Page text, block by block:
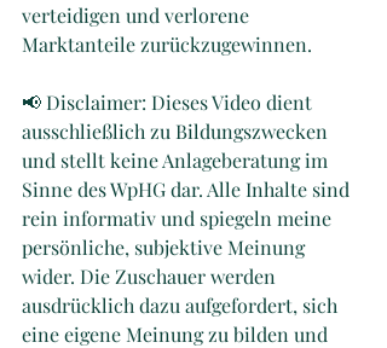
verteidigen und verlorene
Marktanteile zurückzugewinnen.
📢 Disclaimer: Dieses Video dient
ausschließlich zu Bildungszwecken
und stellt keine Anlageberatung im
Sinne des WpHG dar. Alle Inhalte sind
rein informativ und spiegeln meine
persönliche, subjektive Meinung
wider. Die Zuschauer werden
ausdrücklich dazu aufgefordert, sich
eine eigene Meinung zu bilden und